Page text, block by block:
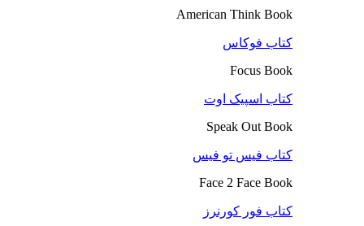
American Think Book
کتاب فوکاس
Focus Book
کتاب اسپیک اوت
Speak Out Book
کتاب فیس تو فیس
Face 2 Face Book
کتاب فور کورنرز